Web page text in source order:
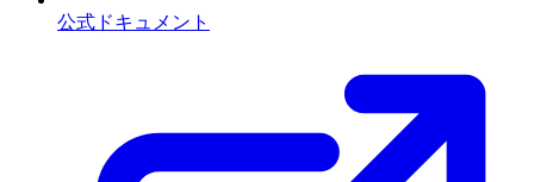
公式ドキュメント